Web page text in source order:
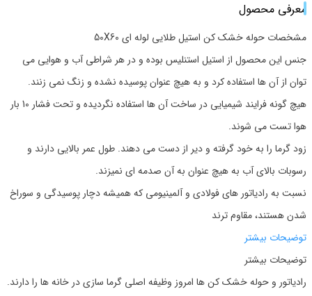
معرفی محصول
مشخصات حوله خشک کن استیل طلایی لوله ای 50X60
​جنس این محصول از استیل استنلیس بوده و در هر شراطی آب و هوایی می
توان از آن ها استفاده کرد و به هیچ عنوان پوسیده نشده و زنگ نمی زنند.
هیچ گونه فرایند شیمیایی در ساخت آن ها استفاده نگردیده و تحت فشار 10 بار
هوا تست می شوند.
زود گرما را به خود گرفته و دیر از دست می دهند. طول عمر بالایی دارند و
رسوبات بالای آب به هیچ عنوان به آن صدمه ای نمیزند.
نسبت به رادیاتور های فولادی و آلمینیومی که همیشه دچار پوسیدگی و سوراخ
شدن هستند، مقاوم ترند
توضیحات بیشتر
توضیحات بیشتر
رادیاتور و حوله خشک کن ها امروز وظیفه اصلی گرما سازی در خانه ها را دارند.